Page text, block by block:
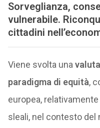
Sorveglianza,
vulnerabile.
cittadini
Viene svolta una
paradigma di equità,
europea,
sleali, nel contesto del